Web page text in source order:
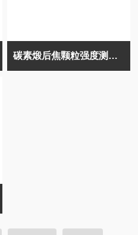
碳素煅后焦颗粒强度测定仪